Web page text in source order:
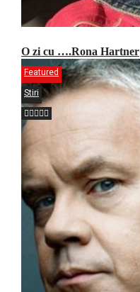
O zi cu ….Rona Hartner
Featured
Stiri